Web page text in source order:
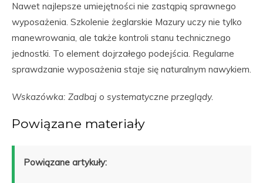
Nawet najlepsze umiejętności nie zastąpią sprawnego
wyposażenia. Szkolenie żeglarskie Mazury uczy nie tylko
manewrowania, ale także kontroli stanu technicznego
jednostki. To element dojrzałego podejścia. Regularne
sprawdzanie wyposażenia staje się naturalnym nawykiem.
Wskazówka: Zadbaj o systematyczne przeglądy.
Powiązane materiały
Powiązane artykuły: